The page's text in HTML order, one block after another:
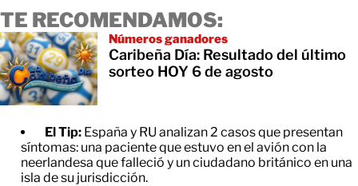
TE RECOMENDAMOS:
Números ganadores
Caribeña Día: Resultado del último
sorteo HOY 6 de agosto
El Tip: España y RU analizan 2 casos que presentan
síntomas: una paciente que estuvo en el avión con la
neerlandesa que falleció y un ciudadano británico en una
isla de su jurisdicción.